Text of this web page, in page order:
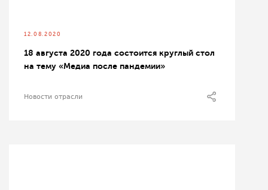
12.08.2020
18 августа 2020 года состоится круглый стол
на тему «Медиа после пандемии»
Новости отрасли